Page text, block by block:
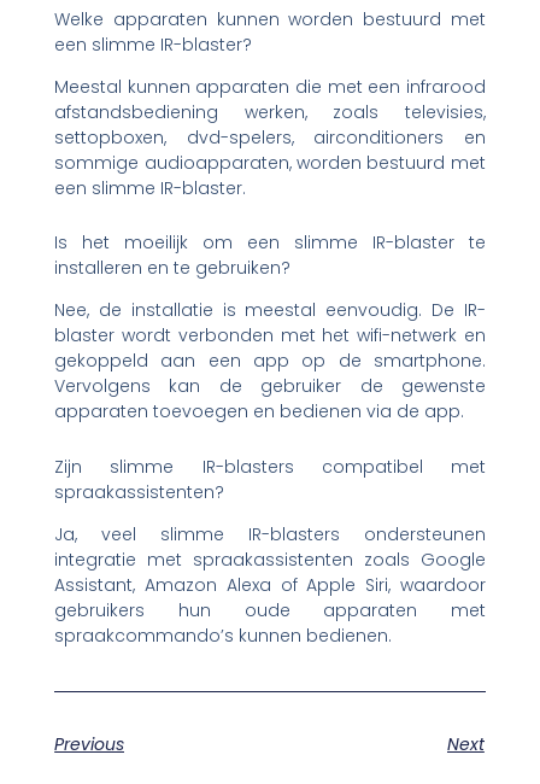
Welke apparaten kunnen worden bestuurd met
een slimme IR-blaster?
Meestal kunnen apparaten die met een infrarood
afstandsbediening werken, zoals televisies,
settopboxen, dvd-spelers, airconditioners en
sommige audioapparaten, worden bestuurd met
een slimme IR-blaster.
Is het moeilijk om een slimme IR-blaster te
installeren en te gebruiken?
Nee, de installatie is meestal eenvoudig. De IR-
blaster wordt verbonden met het wifi-netwerk en
gekoppeld aan een app op de smartphone.
Vervolgens kan de gebruiker de gewenste
apparaten toevoegen en bedienen via de app.
Zijn slimme IR-blasters compatibel met
spraakassistenten?
Ja, veel slimme IR-blasters ondersteunen
integratie met spraakassistenten zoals Google
Assistant, Amazon Alexa of Apple Siri, waardoor
gebruikers hun oude apparaten met
spraakcommando’s kunnen bedienen.
Previous Next